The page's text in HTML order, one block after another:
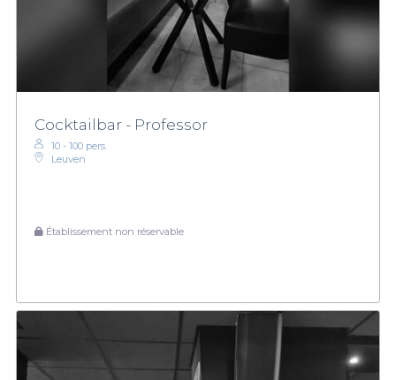
Cocktailbar - Professor
10 - 100 pers.
Leuven
Établissement non réservable